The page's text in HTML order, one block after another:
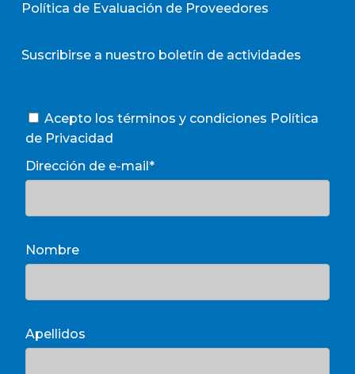
Política de Evaluación de Proveedores
Suscribirse a nuestro boletín de actividades
Acepto los términos y condiciones Política
de Privacidad
Dirección de e-mail*
Nombre
Apellidos